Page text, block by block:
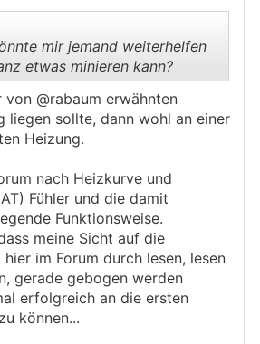
..
mir jemand weiterhelfen
etwas minieren kann?
von @rabaum erwähnten
liegen sollte, dann wohl an einer
Heizung.
nach Heizkurve und
Fühler und die damit
Funktionsweise.
meine Sicht auf die
im Forum durch lesen, lesen
gerade gebogen werden
erfolgreich an die ersten
können...